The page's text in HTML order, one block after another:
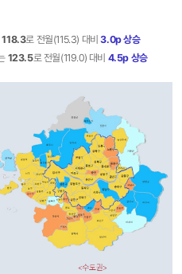
118.3로 전월(115.3) 대비 3.0p 상승
123.5로 전월(119.0) 대비 4.5p 상승